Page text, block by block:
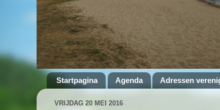
Startpagina Agenda Adressen
VRIJDAG 20 MEI 2016